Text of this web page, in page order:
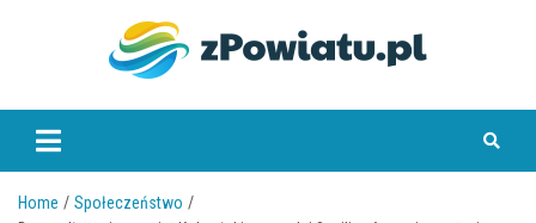
zpowiatu.pl
Home
Społeczeństwo